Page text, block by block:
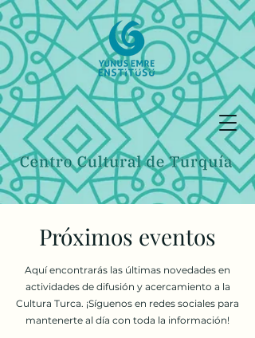
Próximos eventos
Aquí encontrarás las últimas novedades en
actividades de difusión y acercamiento a la
Cultura Turca. ¡Síguenos en redes sociales para
mantenerte al día con toda la información!